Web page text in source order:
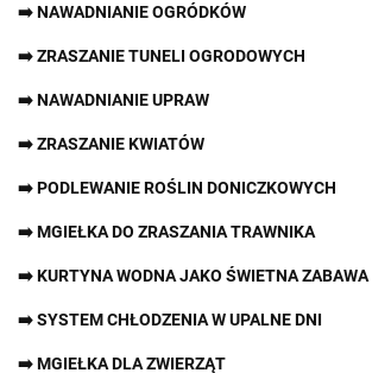
➡️ NAWADNIANIE OGRÓDKÓW
➡️ ZRASZANIE TUNELI OGRODOWYCH
➡️ NAWADNIANIE UPRAW
➡️ ZRASZANIE KWIATÓW
➡️ PODLEWANIE ROŚLIN DONICZKOWYCH
➡️ MGIEŁKA DO ZRASZANIA TRAWNIKA
➡️ KURTYNA WODNA JAKO ŚWIETNA ZABAWA
➡️ SYSTEM CHŁODZENIA W UPALNE DNI
➡️ MGIEŁKA DLA ZWIERZĄT